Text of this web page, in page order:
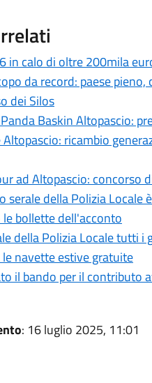
in calo di oltre 200mila
da record: paese
dei Silos
Baskin Altopascio:
Altopascio: ricambio
ad Altopascio: concorso
serale della Polizia Locale
bollette dell'acconto
della Polizia Locale tutti i
navette estive gratuite
il bando per il
: 16 luglio 2025, 11:01